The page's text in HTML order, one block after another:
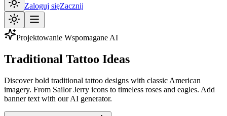
Zaloguj sięZacznij
Projektowanie Wspomagane AI
Traditional Tattoo Ideas
Discover bold traditional tattoo designs with classic American
imagery. From Sailor Jerry icons to timeless roses and eagles. Add
banner text with our AI generator.